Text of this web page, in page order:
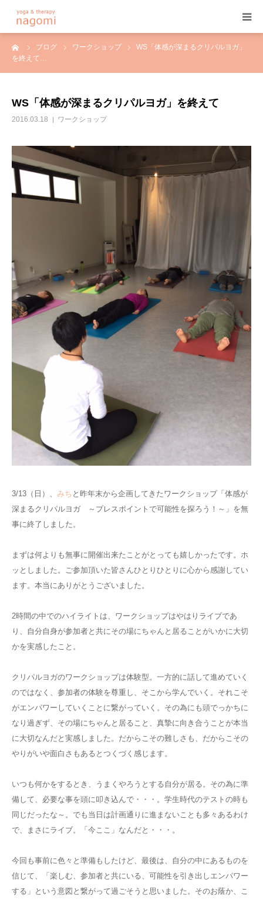
ブログ ワークショップ
WS「体感が深まるクリパルヨガ」
を終えて…
WS「体感が深まるクリパルヨガ」を終えて
2016.03.18 ワークショップ
3/13（日）、 みち と昨年末から企画してきたワークショップ「体感が
深まるクリパルヨガ ～プレスポイントで可能性を探ろう！～」を無
事に終了しました。
まずは何よりも無事に開催出来たことがとっても嬉しかったです。ホ
ッとしました。ご参加頂いた皆さんひとりひとりに心から感謝してい
ます。本当にありがとうございました。
2時間の中でのハイライトは、ワークショップはやはりライブであ
り、自分自身が参加者と共にその場にちゃんと居ることがいかに大切
かを実感したこと。
クリパルヨガのワークショップは体験型。一方的に話して進めていく
のではなく、参加者の体験を尊重し、そこから学んでいく。それこそ
がエンパワーしていくことに繋がっていく。その為にも頭でっかちに
なり過ぎず、その場にちゃんと居ること、真摯に向き合うことが本当
に大切なんだと実感しました。だからこその難しさも、だからこその
やりがいや面白さもあるとつくづく感じます。
いつも何かをするとき、うまくやろうとする自分が居る。その為に準
備して、必要な事を頭に叩き込んで・・・。学生時代のテストの時も
同じだったな～。でも当日は計画通りに進まないことも多々あるわけ
で、まさにライブ。「今ここ」なんだと・・・。
今回も事前に色々と準備もしたけど、最後は、自分の中にあるものを
信じて、「楽しむ、参加者と共にいる、可能性を引き出しエンパワー
する」という意図と繋がって過ごそうと思いました。そのお蔭か、こ
HOME
ヨガ
ヨガセラピー
アーユルヴェーダ
ブログ